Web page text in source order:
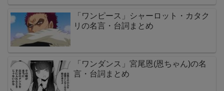
「ワンピース」シャーロット・カタク
リの名言・台詞まとめ
「ワンダンス」宮尾恩(恩ちゃん)の名
言・台詞まとめ